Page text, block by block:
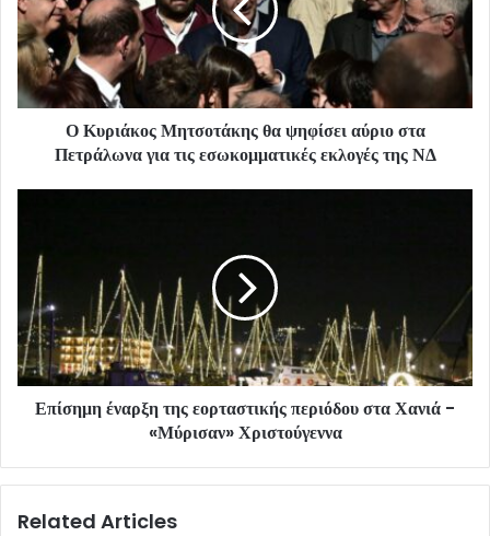
Ο Κυριάκος Μητσοτάκης θα ψηφίσει αύριο στα
Πετράλωνα για τις εσωκομματικές εκλογές της ΝΔ
Επίσημη έναρξη της εορταστικής περιόδου στα Χανιά -
«Μύρισαν» Χριστούγεννα
Related Articles